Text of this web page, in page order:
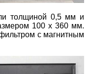
толщиной 0,5 мм и
100 x 360 мм.
с магнитным